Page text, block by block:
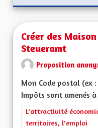
Créer des
Steueramt
Proposition
Mon Code postal (ex
Impôts sont amenés
Filtrer les résultats
L'attractivité
territoires, l'emploi